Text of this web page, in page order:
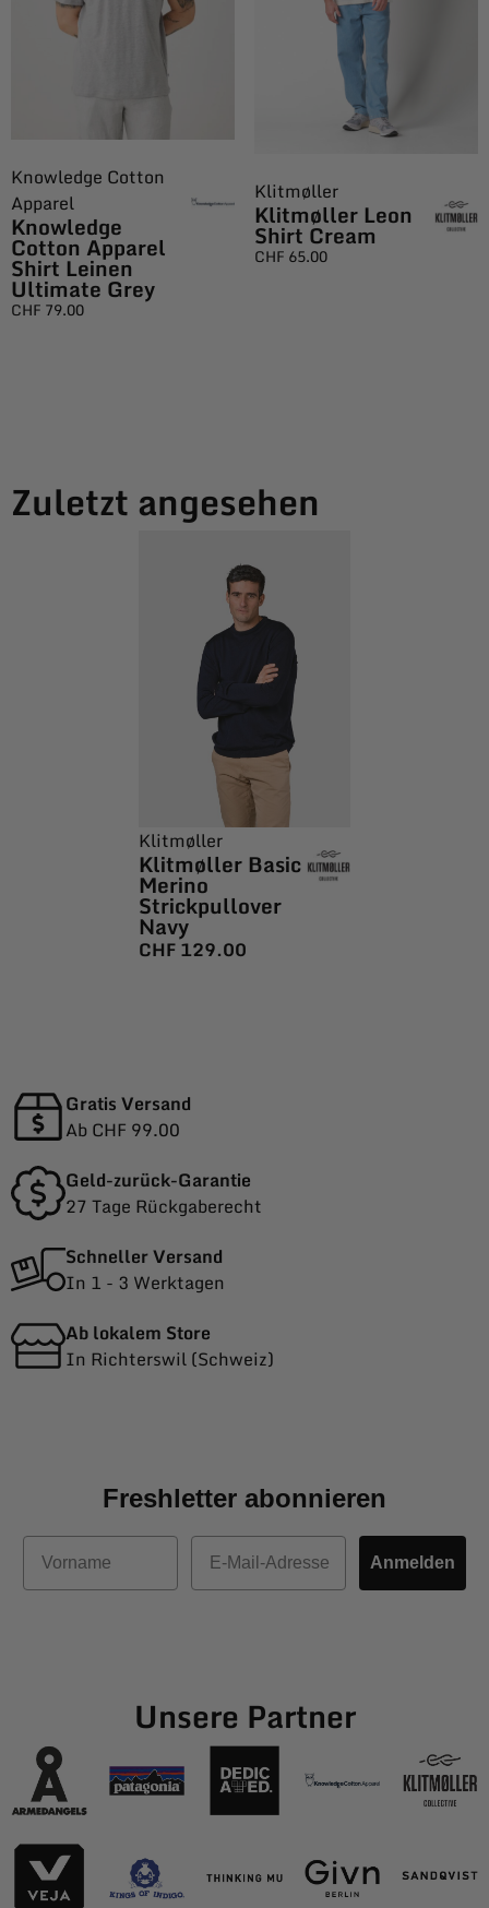
Knowledge Cotton
Apparel
Knowledge
Cotton Apparel
Shirt Leinen
Ultimate Grey
CHF 79.00
Klitmøller
Klitmøller Leon
Shirt Cream
CHF 65.00
Zuletzt angesehen
Klitmøller
Klitmøller Basic
Merino
Strickpullover
Navy
CHF129.00
Gratis Versand
Ab CHF 99.00
Geld-zurück-Garantie
27 Tage Rückgaberecht
Schneller Versand
In 1 - 3 Werktagen
Ab lokalem Store
In Richterswil (Schweiz)
Freshletter abonnieren
Vorname
E-Mail
Anmelden
Unsere Partner